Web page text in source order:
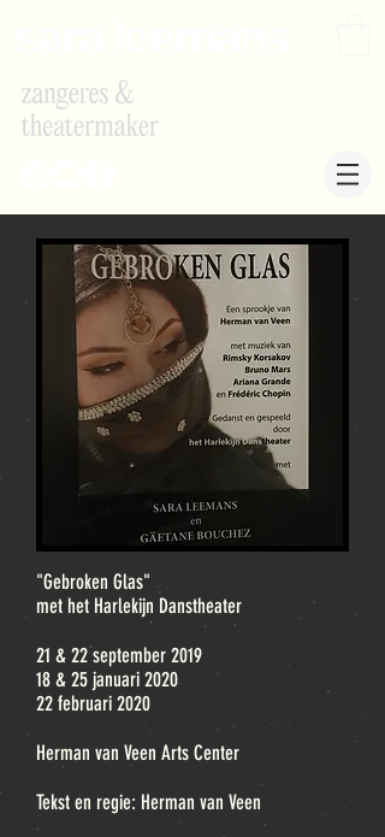
"Gebroken Glas"
met het Harlekijn Danstheater
21 & 22 september 2019
18 & 25 januari 2020
22 februari 2020
Herman van Veen Arts Center
Tekst en regie: Herman van Veen